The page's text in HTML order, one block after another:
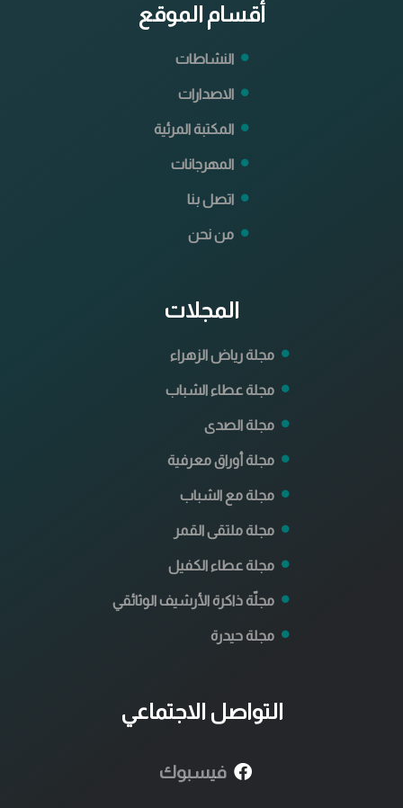
أقسام الموقع
النشاطات
الاصدارات
المكتبة المرئية
المهرجانات
اتصل بنا
من نحن
المجلات
مجلة رياض الزهراء
مجلة عطاء الشباب
مجلة الصدى
مجلة أوراق معرفية
مجلة مع الشباب
مجلة ملتقى القمر
مجلة عطاء الكفيل
مجلّة ذاكرة الأرشيف الوثائقي
مجلة حيدرة
التواصل الاجتماعي
فيسبوك